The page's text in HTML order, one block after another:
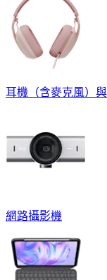
耳機（含麥克風）
網路攝影機